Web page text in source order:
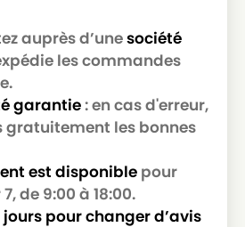
auprès d’unesociété
les commandes
garantie: en cas d'erreur,
gratuitement les bonnes
est disponible pour
de 9:00 à 18:00.
jours pour changer d’avis